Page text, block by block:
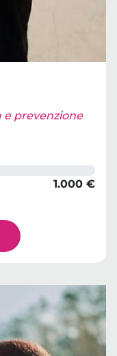
e prevenzione
1.000 €